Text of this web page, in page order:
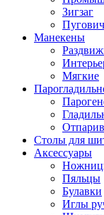
Зигзаг
Манекены
Мягкие
Столы для
Аксессуары
Пяльцы
Булавки
Иглы